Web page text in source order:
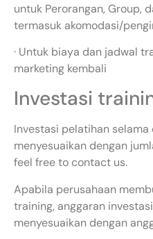
untuk Perorangan, Group,
termasuk akomodasi/
· Untuk biaya dan jadwal
marketing kembali
Investasi
Investasi pelatihan
menyesuaikan dengan
feel free to contact us.
Apabila perusahaan
training, anggaran
menyesuaikan dengan